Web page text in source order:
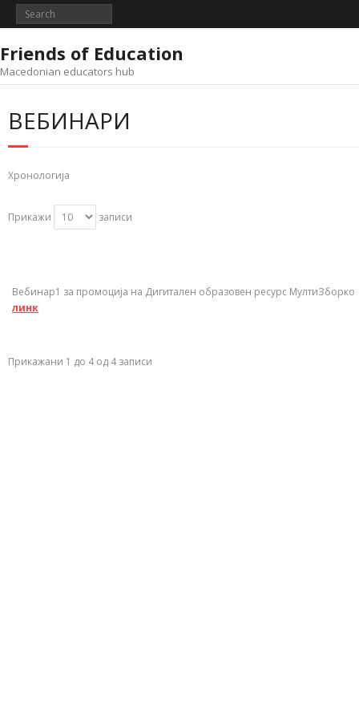
Skip
Friends of Education
Macedonian educators hub
ВЕБИНАРИ
Хронологија
Прикажи записи
Вебинар1 за промоција на Дигитален образовен ресурс МултиЗборко
линк
Прикажани 1 до 4 од 4 записи